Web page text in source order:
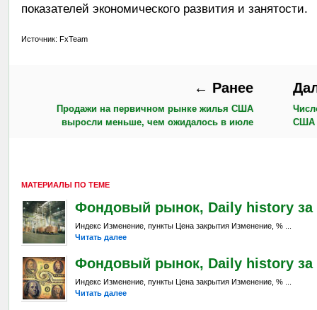
показателей экономического развития и занятости.
Источник: FxTeam
← Ранее
Продажи на первичном рынке жилья США
выросли меньше, чем ожидалось в июле
США
МАТЕРИАЛЫ ПО ТЕМЕ
Фондовый рынок, Daily history за
Индекс Изменение, пункты Цена закрытия Изменение, % ...
Читать далее
Фондовый рынок, Daily history за
Индекс Изменение, пункты Цена закрытия Изменение, % ...
Читать далее